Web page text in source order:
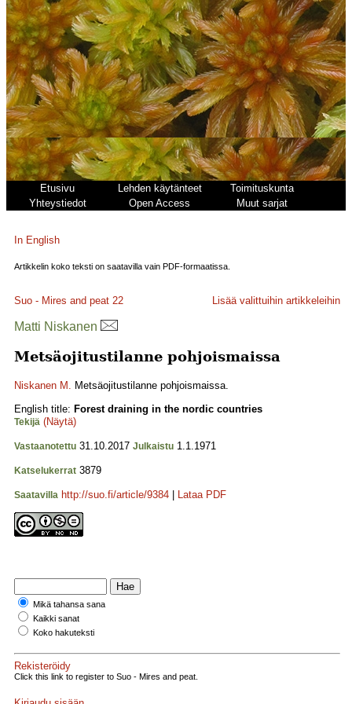
Etusivu Lehden käytänteet
Toimituskunta
Yhteystiedot
Open Access Muut sarjat
In English
Artikkelin koko teksti on saatavilla vain PDF-formaatissa.
Suo - Mires and peat 22 Lisää valittuihin artikkeleihin
Matti Niskanen
Metsäojitustilanne pohjoismaissa
Niskanen M. Metsäojitustilanne pohjoismaissa.
English title: Forest draining in the nordic countries
Tekijä (Näytä)
Vastaanotettu 31.10.2017 Julkaistu 1.1.1971
Katselukerrat 3879
Saatavilla http://suo.fi/article/9384 Lataa PDF
Mikä tahansa sana
Kaikki sanat
Koko hakuteksti
Rekisteröidy
Click this link to register to Suo - Mires and peat.